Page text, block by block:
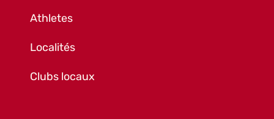
Athletes
Localités
Clubs locaux